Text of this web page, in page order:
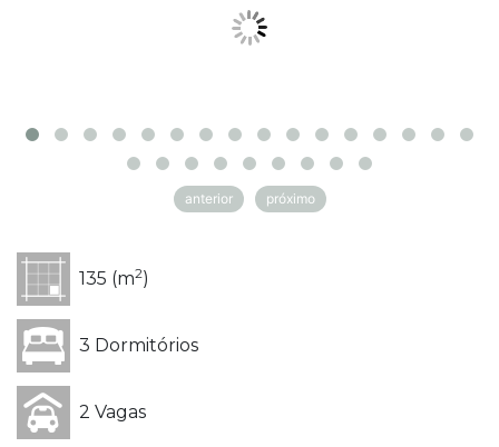
anterior próximo
135 (m2)
3 Dormitórios
2 Vagas